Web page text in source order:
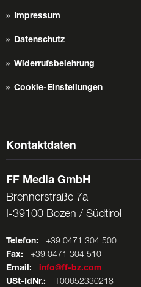
Impressum
Datenschutz
Widerrufsbelehrung
Cookie-Einstellungen
Kontaktdaten
FF Media GmbH
Brennerstraße 7a
I-39100 Bozen / Südtirol
Telefon: +39 0471 304 500
Fax: +39 0471 304 510
Email:
info@ff-bz.com
USt-IdNr.: IT00652330218